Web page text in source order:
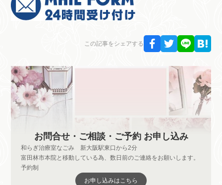
この記事をシェアする
お問合せ・ご相談・ご予約 お申し込み
和らぎ治療室なごみ 新大阪駅東口から2分
富田林市本院と移動している為、数日前のご連絡をお願いします。
予約制
お申し込みはこちら